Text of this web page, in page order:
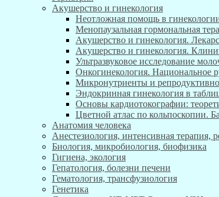
Акушерство и гинекология
Неотложная помощь в
Менопаузальная гормональная
Акушерство и гинекология.
Акушерство и гинекология.
Ультразвуковое исследование
Онкогинекология.
Микронутриенты и
Эндокринная гинекология в
Основы кардиотокографии:
Цветной атлас по кольпоскопии.
Анатомия человека
Анестезиология, интенсивная терапия,
Биология, микробиология, биофизика
Гигиена, экология
Гепатология, болезни печени
Гематология, трансфузиология
Генетика